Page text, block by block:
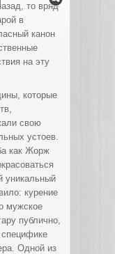
то вряд
в
канон
на эту
которые
свою
устоев.
как Жорж
уникальный
курение
мужское
публично,
Одной из